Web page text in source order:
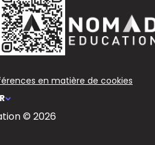
en matière de cookies
© 2026